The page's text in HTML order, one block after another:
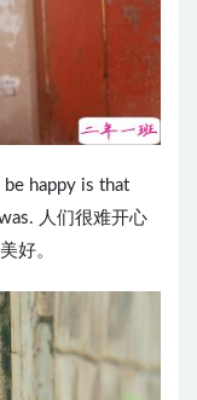
happy is that
人们很难开心
好。